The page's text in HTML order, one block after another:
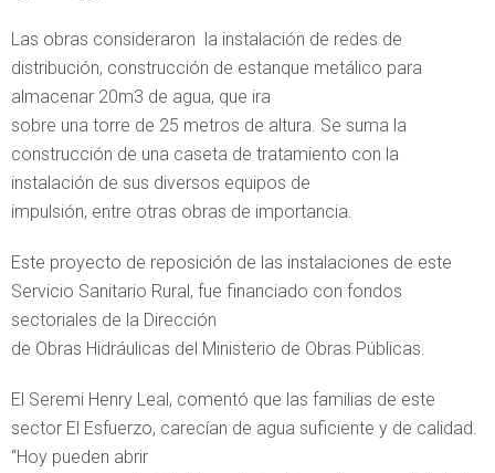
Las obras consideraron la instalación de redes de
distribución, construcción de estanque metálico para
almacenar 20m3 de agua, que ira
sobre una torre de 25 metros de altura. Se suma la
construcción de una caseta de tratamiento con la
instalación de sus diversos equipos de
impulsión, entre otras obras de importancia.
Este proyecto de reposición de las instalaciones de este
Servicio Sanitario Rural, fue financiado con fondos
sectoriales de la Dirección
de Obras Hidráulicas del Ministerio de Obras Públicas.
El Seremi Henry Leal, comentó que las familias de este
sector El Esfuerzo, carecían de agua suficiente y de calidad.
“Hoy pueden abrir